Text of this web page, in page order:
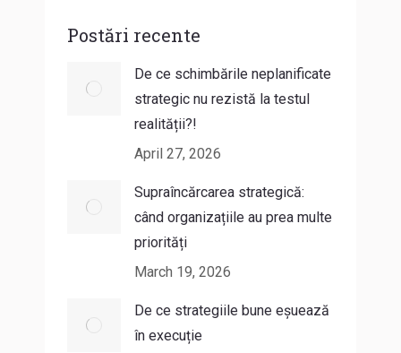
Postări recente
De ce schimbările neplanificate
strategic nu rezistă la testul
realității?!
April 27, 2026
Supraîncărcarea strategică:
când organizațiile au prea multe
priorități
March 19, 2026
De ce strategiile bune eșuează
în execuție